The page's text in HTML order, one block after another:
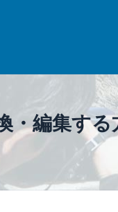
・編集する